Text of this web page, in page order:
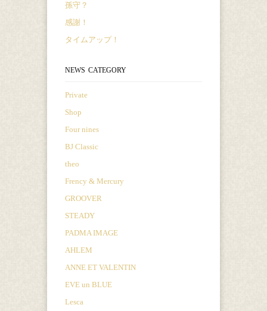
孫守？
感謝！
タイムアップ！
NEWS CATEGORY
Private
Shop
Four nines
BJ Classic
theo
Frency & Mercury
GROOVER
STEADY
PADMA IMAGE
AHLEM
ANNE ET VALENTIN
EVE un BLUE
Lesca